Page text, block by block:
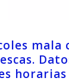
mala
horarias